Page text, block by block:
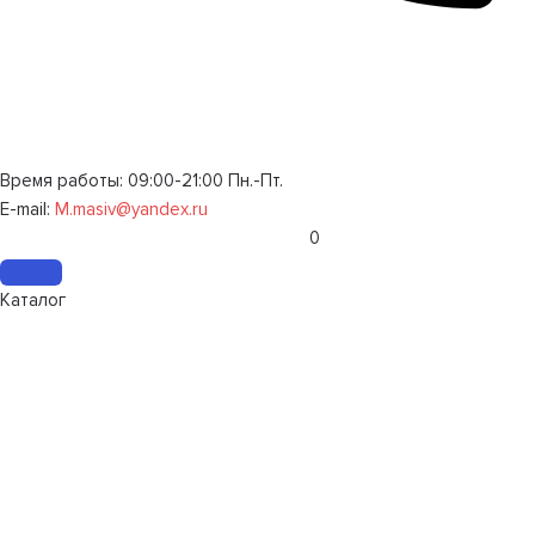
Время работы: 09:00-21:00 Пн.-Пт.
E-mail: M.masiv@yandex.ru
0
Каталог